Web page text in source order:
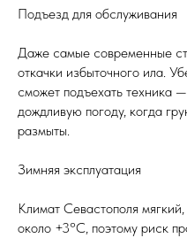
Подъезд для обслуживания
Даже самые современные
откачки избыточного ила.
сможет подъехать техника
дождливую погоду, когда
размыты.
Зимняя эксплуатация
Климат Севастополя
около +3°C, поэтому риск